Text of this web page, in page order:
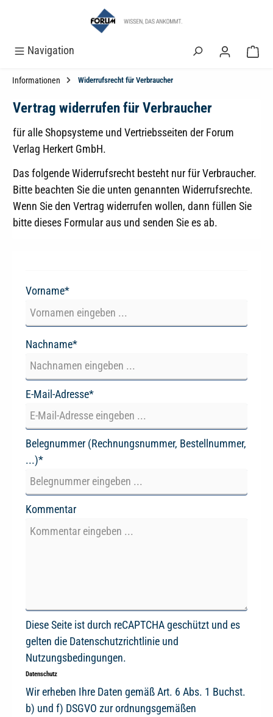
Navigation
Informationen Widerrufsrecht für Verbraucher
Vertrag widerrufen für Verbraucher
für alle Shopsysteme und Vertriebsseiten der Forum
Verlag Herkert GmbH.
Das folgende Widerrufsrecht besteht nur für Verbraucher.
Bitte beachten Sie die unten genannten Widerrufsrechte.
Wenn Sie den Vertrag widerrufen wollen, dann füllen Sie
bitte dieses Formular aus und senden Sie es ab.
Vorname*
Nachname*
E-Mail-Adresse*
Belegnummer (Rechnungsnummer, Bestellnummer,
...)*
Kommentar
Diese Seite ist durch reCAPTCHA geschützt und es
gelten die Datenschutzrichtlinie und
Nutzungsbedingungen.
Datenschutz
Wir erheben Ihre Daten gemäß Art. 6 Abs. 1 Buchst.
b) und f) DSGVO zur ordnungsgemäßen